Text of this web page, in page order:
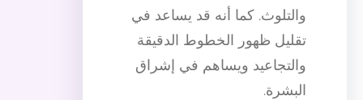
والتلوث. كما أنه قد يساعد في
تقليل ظهور الخطوط الدقيقة
والتجاعيد ويساهم في إشراق
البشرة.